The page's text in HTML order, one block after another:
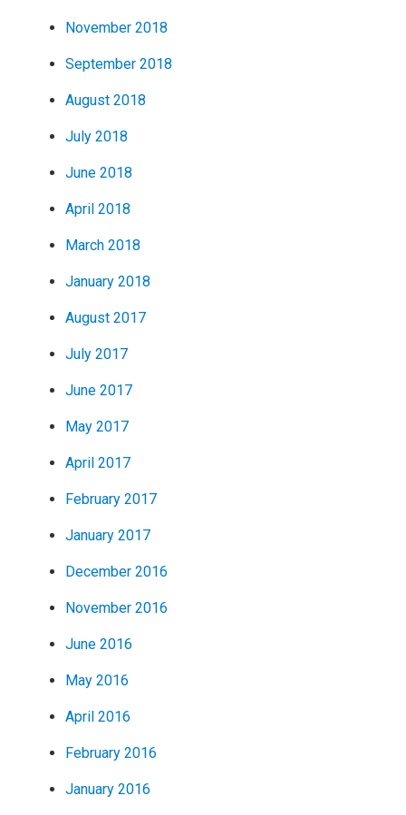
November 2018
September 2018
August 2018
July 2018
June 2018
April 2018
March 2018
January 2018
August 2017
July 2017
June 2017
May 2017
April 2017
February 2017
January 2017
December 2016
November 2016
June 2016
May 2016
April 2016
February 2016
January 2016